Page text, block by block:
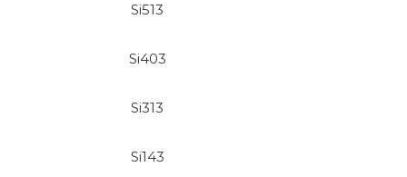
Si513
Si403
Si313
Si143